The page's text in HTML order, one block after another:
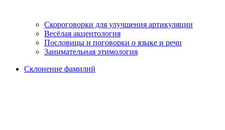
Скороговорки для улучшения артикуляции
Весёлая акцентология
Пословицы и поговорки о языке и речи
Занимательная этимология
Склонение фамилий